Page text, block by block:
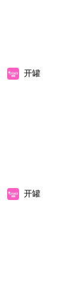
开罐
开罐